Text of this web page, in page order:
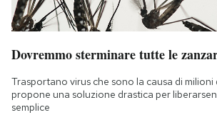
Dovremmo sterminare tutte le
Trasportano virus che sono la causa di milioni
propone una soluzione drastica per
semplice